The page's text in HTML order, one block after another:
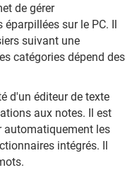
de gérer
sur le PC. Il
suivant une
catégories dépend des
d'un éditeur de texte
aux notes. Il est
automatiquement les
intégrés. Il